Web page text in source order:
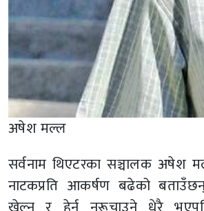
अषेश मल्ल
सर्वनाम थिएटरका सञ्चालक अषेश
नाटकप्रति आकर्षण बढेको